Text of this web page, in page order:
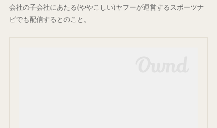
会社の子会社にあたる(ややこしい)ヤフーが運営するスポーツナ
ビでも配信するとのこと。